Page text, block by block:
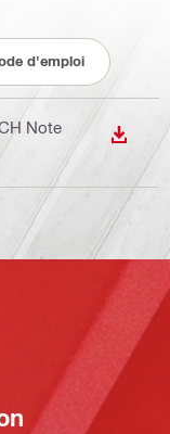
d'emploi
Note